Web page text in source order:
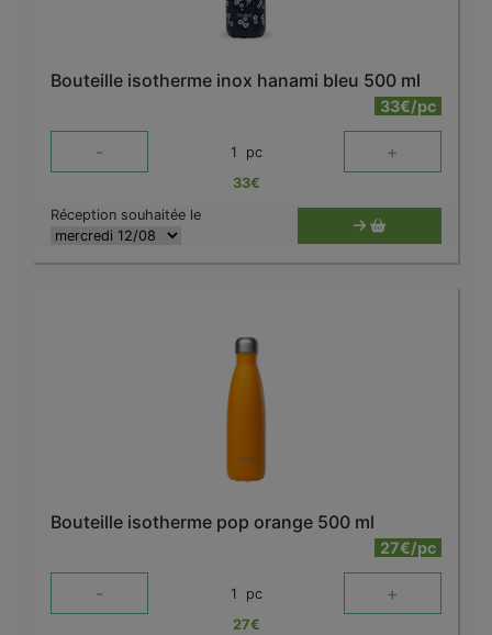
Bouteille isotherme inox hanami bleu 500 ml
33€/pc
- 1 pc +
33€
Réception souhaitée le
Bouteille isotherme pop orange 500 ml
27€/pc
- 1 pc +
27€